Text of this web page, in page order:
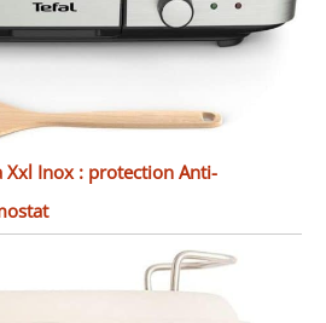
Xxl Inox : protection Anti-